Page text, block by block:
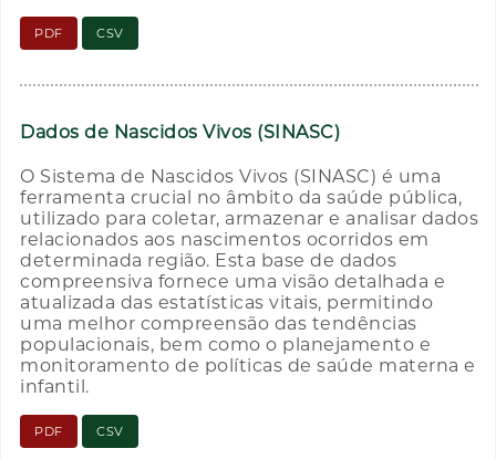
PDF CSV
Dados de Nascidos Vivos (SINASC)
O Sistema de Nascidos Vivos (SINASC) é uma
ferramenta crucial no âmbito da saúde pública,
utilizado para coletar, armazenar e analisar dados
relacionados aos nascimentos ocorridos em
determinada região. Esta base de dados
compreensiva fornece uma visão detalhada e
atualizada das estatísticas vitais, permitindo
uma melhor compreensão das tendências
populacionais, bem como o planejamento e
monitoramento de políticas de saúde materna e
infantil.
PDF CSV